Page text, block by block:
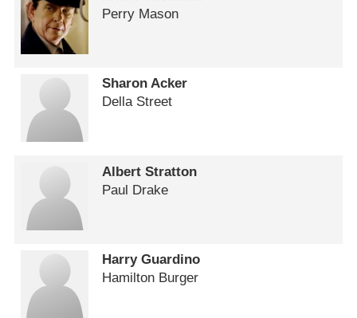
Perry Mason
Sharon Acker
Della Street
Albert Stratton
Paul Drake
Harry Guardino
Hamilton Burger